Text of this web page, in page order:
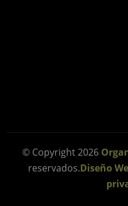
© Copyright 2026
reservados.Diseño